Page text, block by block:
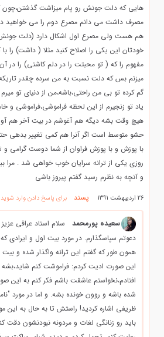
هایی که دلت جونش رو پام میزاشت
مصرف داشت می دانم مصرع دوم را می خواهید
هم هست ولی مصرع اول اشکال دارد (دلت
خودتان این یکی را اصلاح کنید مثلا ( داشت) را
مفهوم را که ( تو محبتت را در دلم کاشتی) را در
میزنم بس که دلت نسبت به من سرده چقدر
گم کرده تو بی من راحتی،باشه،من از دنیای تو
یاد تو زنجیرم از این لحظه فراموشی،فراموشی و
هیچ وقت بشه دیگه هم آغوشم در بیت آخر هم
حشو متوسط است اگر آنرا هم کمی تغییر بدهی
با پوزش و با پوزش فراوان از شما دوست گرامی و
روزی یکی از ترانه سرایان خوب خواهی شد . مرا
و آنچه به نظرم رسید گفتم پیروز باشی
26 اردیبهشت 1391 پسند برای پاسخ دادن وارد شوید
سعیده پورمحمد
سلام استاد عراقی
دعوتم سپاسگذارم. در مورد بیت اول و ایرادی
همون طور که گفتم این ترانه واگذار شده و
این صورت ادیت کردم: فراموشت کنم شاید،بشه
افتادم،نخواستم عاشقت باشم فکر کنم به
شده باشه و روون خونده بشه. و اما در مورد
ظریفی اشاره کردید! راستش تا به حال به این
باید رو زنانگی لغات و مردونه نبودنشون